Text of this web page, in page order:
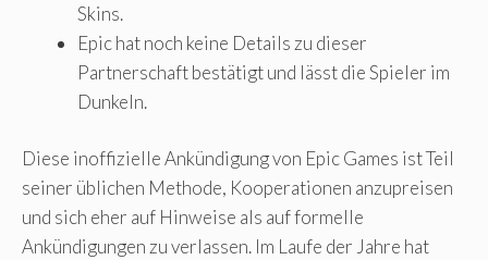
Skins.
Epic hat noch keine Details zu dieser
Partnerschaft bestätigt und lässt die Spieler im
Dunkeln.
Diese inoffizielle Ankündigung von Epic Games ist Teil
seiner üblichen Methode, Kooperationen anzupreisen
und sich eher auf Hinweise als auf formelle
Ankündigungen zu verlassen. Im Laufe der Jahre hat